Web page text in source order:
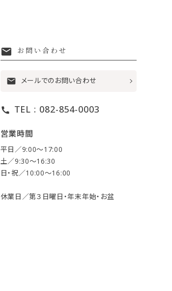
mail お問い合わせ
mail メールでのお問い合わせ
call TEL : 082-854-0003
営業時間
平日／9:00〜17:00
土／9:30〜16:30
日・祝／10:00〜16:00
休業日／第３日曜日・年末年始・お盆